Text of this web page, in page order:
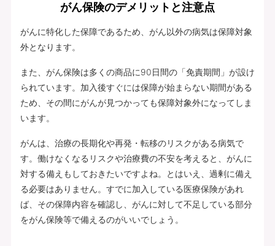
がん保険のデメリットと注意点
がんに特化した保障であるため、がん以外の病気は保障対象
外となります。
また、がん保険は多くの商品に90日間の「免責期間」が設け
られています。加入後すぐには保障が始まらない期間がある
ため、その間にがんが見つかっても保障対象外になってしま
います。
がんは、治療の長期化や再発・転移のリスクがある病気で
す。働けなくなるリスクや治療費の不安を考えると、がんに
対する備えもしておきたいですよね。とはいえ、過剰に備え
る必要はありません。すでに加入している医療保険があれ
ば、その保障内容を確認し、がんに対して不足している部分
をがん保険等で備えるのがいいでしょう。